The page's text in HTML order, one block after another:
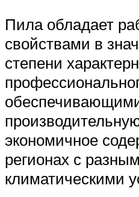
Пила обладает
свойствами в
степени
экономичное
регионах с
климатическими